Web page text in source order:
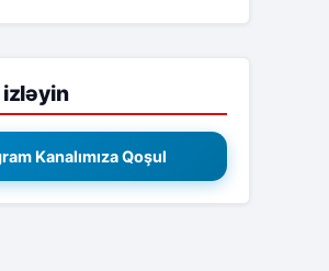
Kanalımıza Qoşul